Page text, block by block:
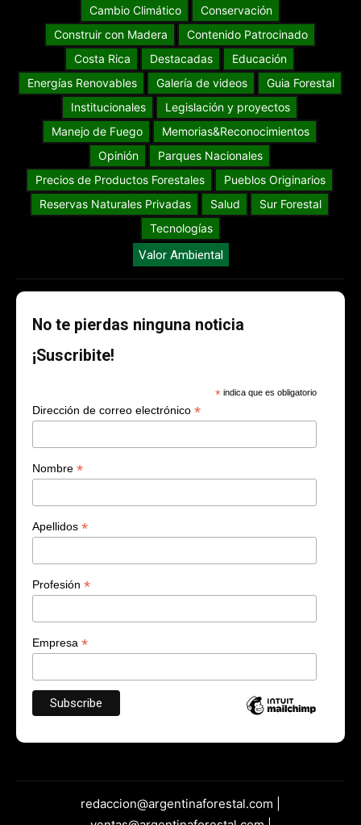
Cambio Climático
Conservación
Construir con Madera
Contenido Patrocinado
Costa Rica
Destacadas
Educación
Energías Renovables
Galería de videos
Guia Forestal
Institucionales
Legislación y proyectos
Manejo de Fuego
Memorias&Reconocimientos
Opinión
Parques Nacionales
Precios de Productos Forestales
Pueblos Originarios
Reservas Naturales Privadas
Salud
Sur Forestal
Tecnologías
Valor Ambiental
No te pierdas ninguna noticia
¡Suscribite!
* indica que es obligatorio
Dirección de correo electrónico *
Nombre *
Apellidos *
Profesión *
Empresa *
redaccion@argentinaforestal.com |